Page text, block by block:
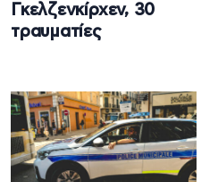
Γκελζενκίρχεν, 30
τραυματίες